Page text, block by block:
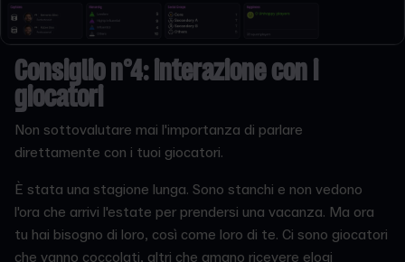
Consiglio n°4: interazione con i
giocatori
Non sottovalutare mai l'importanza di parlare
direttamente con i tuoi giocatori.
È stata una stagione lunga. Sono stanchi e non vedono
l'ora che arrivi l'estate per prendersi una vacanza. Ma ora
tu hai bisogno di loro, così come loro di te. Ci sono giocatori
che vanno coccolati, altri che amano ricevere elogi